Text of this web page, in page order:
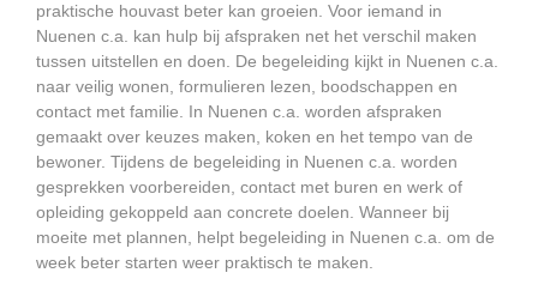
praktische houvast beter kan groeien. Voor iemand in
Nuenen c.a. kan hulp bij afspraken net het verschil maken
tussen uitstellen en doen. De begeleiding kijkt in Nuenen c.a.
naar veilig wonen, formulieren lezen, boodschappen en
contact met familie. In Nuenen c.a. worden afspraken
gemaakt over keuzes maken, koken en het tempo van de
bewoner. Tijdens de begeleiding in Nuenen c.a. worden
gesprekken voorbereiden, contact met buren en werk of
opleiding gekoppeld aan concrete doelen. Wanneer bij
moeite met plannen, helpt begeleiding in Nuenen c.a. om de
week beter starten weer praktisch te maken.